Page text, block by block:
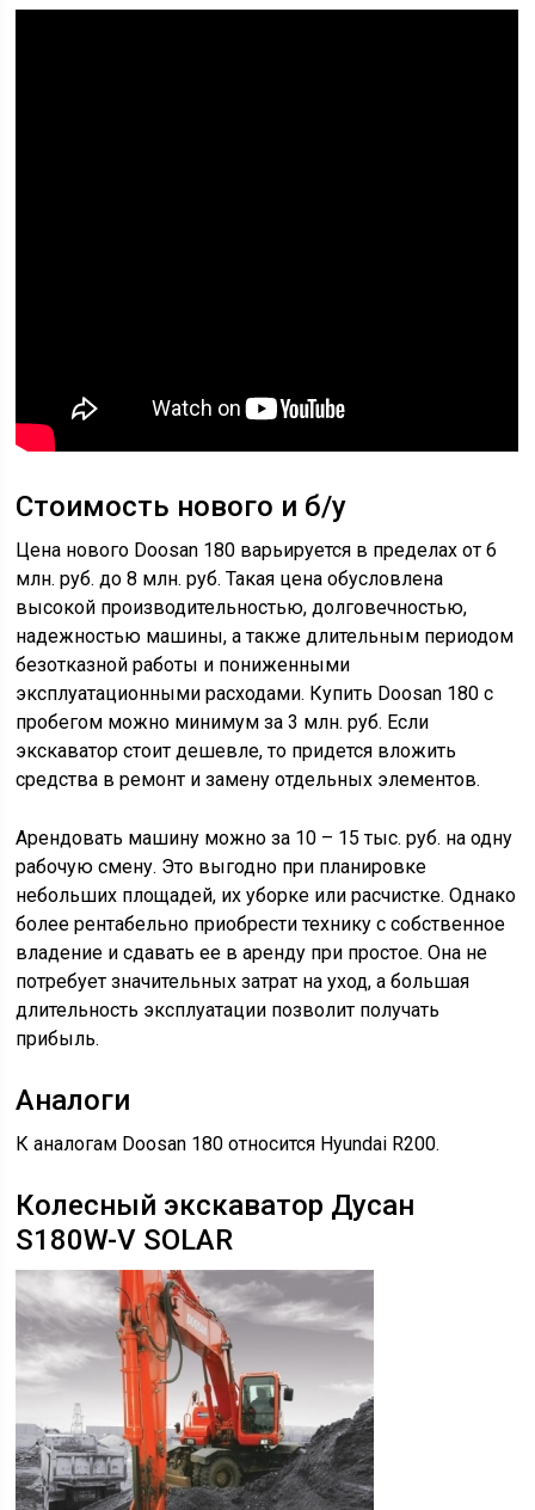
Стоимость нового и б/у
Цена нового Doosan 180 варьируется в пределах от 6
млн. руб. до 8 млн. руб. Такая цена обусловлена
высокой производительностью, долговечностью,
надежностью машины, а также длительным периодом
безотказной работы и пониженными
эксплуатационными расходами. Купить Doosan 180 с
пробегом можно минимум за 3 млн. руб. Если
экскаватор стоит дешевле, то придется вложить
средства в ремонт и замену отдельных элементов.
Арендовать машину можно за 10 – 15 тыс. руб. на одну
рабочую смену. Это выгодно при планировке
небольших площадей, их уборке или расчистке. Однако
более рентабельно приобрести технику с собственное
владение и сдавать ее в аренду при простое. Она не
потребует значительных затрат на уход, а большая
длительность эксплуатации позволит получать
прибыль.
Аналоги
К аналогам Doosan 180 относится Hyundai R200.
Колесный экскаватор Дусан
S180W-V SOLAR